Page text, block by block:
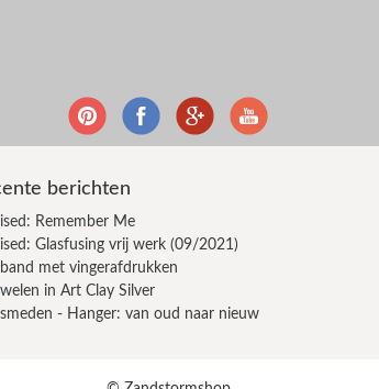
berichten
Remember Me
Glasfusing vrij werk (09/2021)
met vingerafdrukken
in Art Clay Silver
- Hanger: van oud naar nieuw